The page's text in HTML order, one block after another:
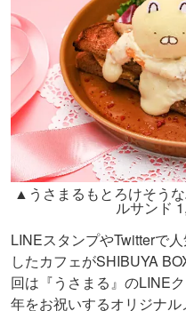
▲うさまるもとろけそう
ルサンド
LINEスタンプやTwitterで
したカフェがSHIBUYA
回は『うさまる』のLINE
年をお祝いするオリジナ